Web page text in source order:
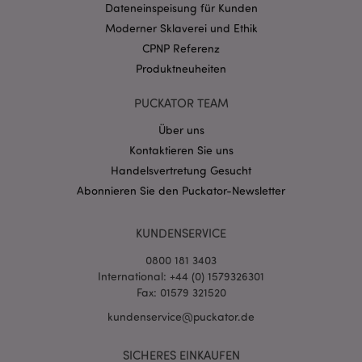
Dateneinspeisung für Kunden
Moderner Sklaverei und Ethik
CPNP Referenz
Produktneuheiten
PUCKATOR TEAM
Über uns
Kontaktieren Sie uns
Handelsvertretung Gesucht
Abonnieren Sie den Puckator-Newsletter
KUNDENSERVICE
0800 181 3403
International: +44 (0) 1579326301
Fax: 01579 321520
kundenservice@puckator.de
SICHERES EINKAUFEN
CookieScriptConsent
CookieScript
.puckator.de
mage-cache-storage-section-